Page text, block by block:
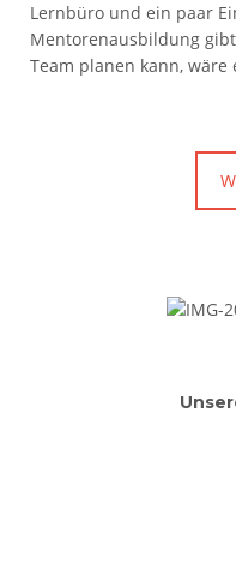
Lernbüro und ein paar
Mentorenausbildung
Team planen kann,